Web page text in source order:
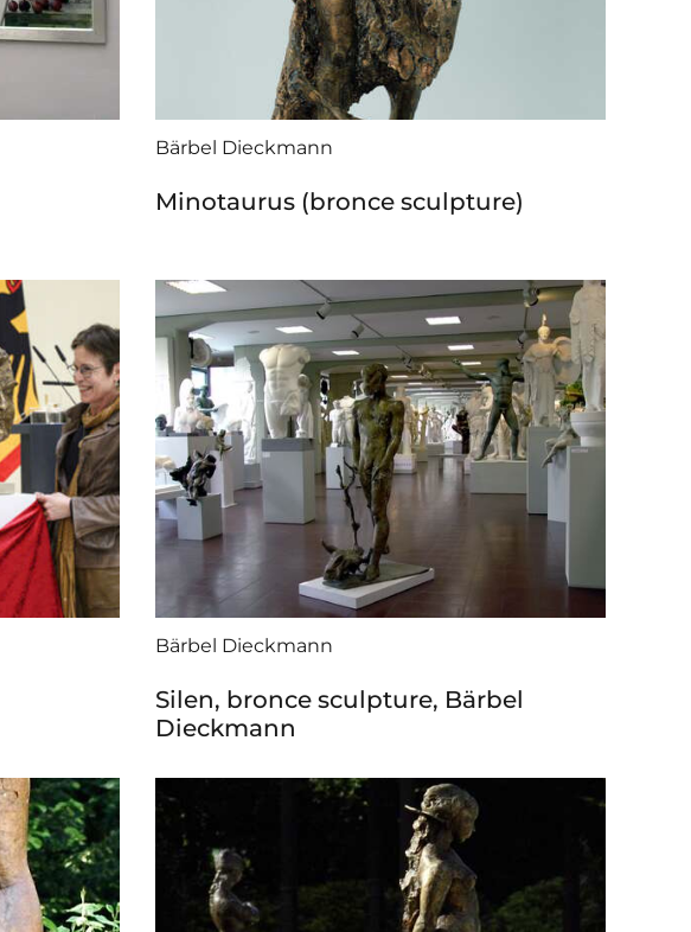
Bärbel Dieckmann
Minotaurus (bronce sculpture)
Bärbel Dieckmann
Silen, bronce sculpture, Bärbel
Dieckmann